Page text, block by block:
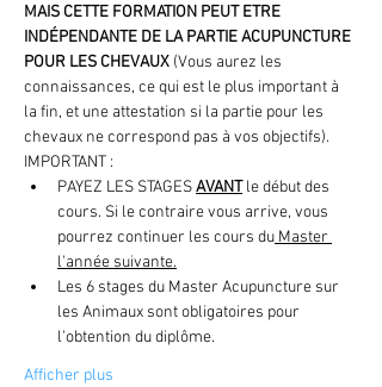
MAIS CETTE FORMATION PEUT ETRE
INDÉPENDANTE DE LA PARTIE ACUPUNCTURE
POUR LES CHEVAUX (Vous aurez les
connaissances, ce qui est le plus important à
la fin, et une attestation si la partie pour les
chevaux ne correspond pas à vos objectifs).
IMPORTANT :
PAYEZ LES STAGES AVANT le début des
cours. Si le contraire vous arrive, vous
pourrez continuer les cours du Master
l'année suivante.
Les 6 stages du Master Acupuncture sur
les Animaux sont obligatoires pour
l'obtention du diplôme.
Afficher plus